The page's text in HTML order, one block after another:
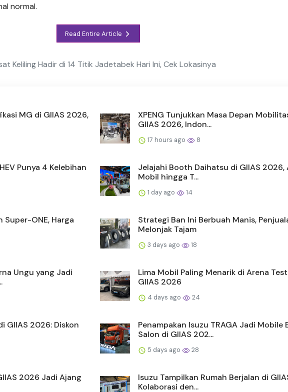
normal.
Read Entire Article
Keliling Hadir di 14 Titik Jadetabek Hari Ini, Cek Lokasinya
MG di GIIAS 2026,
XPENG Tunjukkan Masa Depan
GIIAS 2026, Indon...
17 hours ago 8
Punya 4 Kelebihan
Jelajahi Booth Daihatsu di GIIAS 2026,
Mobil hingga T...
1 day ago 14
Super-ONE, Harga
Strategi Ban Ini Berbuah Manis,
Melonjak Tajam
3 days ago 18
Ungu yang Jadi
Lima Mobil Paling Menarik di Arena
GIIAS 2026
4 days ago 24
GIIAS 2026: Diskon
Penampakan Isuzu TRAGA Jadi Mobile
Salon di GIIAS 202...
5 days ago 28
2026 Jadi Ajang
Isuzu Tampilkan Rumah Berjalan di
Kolaborasi den...